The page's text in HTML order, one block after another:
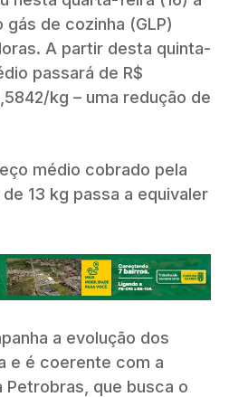
de cozinha (GLP)
A partir desta quinta-
passará de R$
kg – uma redução de
médio cobrado pela
13 kg passa a equivaler
a evolução dos
e é coerente com a
que busca o